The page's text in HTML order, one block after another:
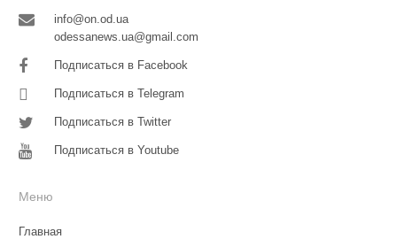
info@on.od.ua
odessanews.ua@gmail.com
Подписаться в Facebook
Подписаться в Telegram
Подписаться в Twitter
Подписаться в Youtube
Меню
Главная